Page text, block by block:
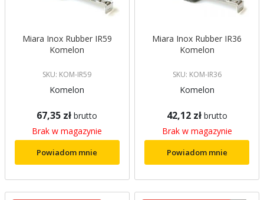
Miara Inox Rubber IR59
Komelon
SKU: KOM-IR59
Komelon
67,35 zł brutto
Brak w magazynie
Powiadom mnie
Miara Inox Rubber IR36
Komelon
SKU: KOM-IR36
Komelon
42,12 zł brutto
Brak w magazynie
Powiadom mnie